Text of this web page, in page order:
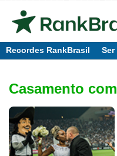
Recordes RankBrasil
Casamento